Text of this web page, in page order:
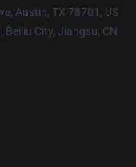
Austin, TX 78701, US
Beiliu City, Jiangsu, CN